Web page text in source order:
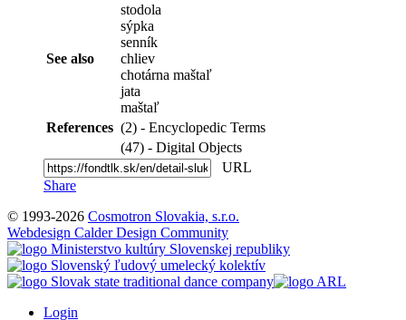
See also
stodola
sýpka
senník
chliev
chotárna maštaľ
jata
maštaľ
References (2) - Encyclopedic Terms
(47) - Digital Objects
URL
Share
© 1993-2026 Cosmotron Slovakia, s.r.o.
Webdesign Calder Design Community
Login